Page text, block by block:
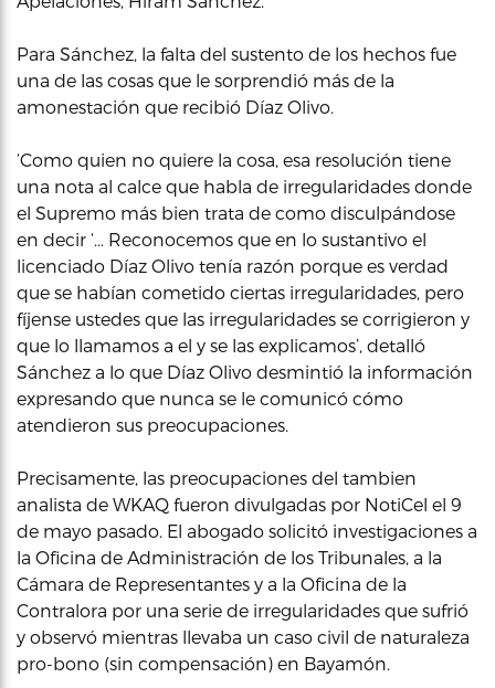
Para Sánchez, la falta del sustento de los hechos fue
una de las cosas que le sorprendió más de la
amonestación que recibió Díaz Olivo.
‘Como quien no quiere la cosa, esa resolución tiene
una nota al calce que habla de irregularidades donde
el Supremo más bien trata de como disculpándose
en decir ‘… Reconocemos que en lo sustantivo el
licenciado Díaz Olivo tenía razón porque es verdad
que se habían cometido ciertas irregularidades, pero
fíjense ustedes que las irregularidades se corrigieron y
que lo llamamos a el y se las explicamos’, detalló
Sánchez a lo que Díaz Olivo desmintió la información
expresando que nunca se le comunicó cómo
atendieron sus preocupaciones.
Precisamente, las preocupaciones del tambien
analista de WKAQ fueron divulgadas por NotiCel el 9
de mayo pasado. El abogado solicitó investigaciones a
la Oficina de Administración de los Tribunales, a la
Cámara de Representantes y a la Oficina de la
Contralora por una serie de irregularidades que sufrió
y observó mientras llevaba un caso civil de naturaleza
pro-bono (sin compensación) en Bayamón.